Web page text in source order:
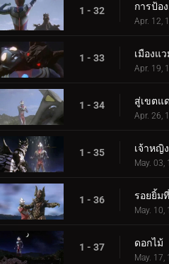
1 - 32 การป้อ
Apr. 12,
1 - 33 เมืองแ
Apr. 19,
1 - 34 สู่เขตแ
Apr. 26,
1 - 35 เจ้าหญิ
May. 03,
1 - 36 รอยยิ้ม
May. 10,
1 - 37 ดอกไม้
May. 17,